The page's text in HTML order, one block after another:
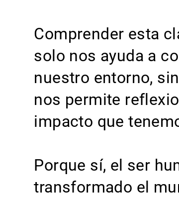
Comprender esta
solo nos ayuda a
nuestro entorno,
nos permite
impacto que
Porque sí, el ser
transformado el